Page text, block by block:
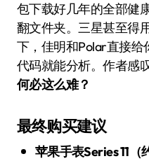
包下载好几年的全部健
翻文件夹。三星甚至得
下，佳明和Polar直接给
代码就能分析。作者感
何必这么难？
最终购买建议
苹果手表Series 11